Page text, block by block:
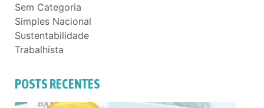
Sem Categoria
Simples Nacional
Sustentabilidade
Trabalhista
POSTS RECENTES